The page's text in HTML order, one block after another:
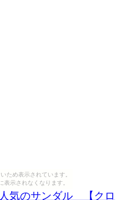
ため表示されています。
表示されなくなります。